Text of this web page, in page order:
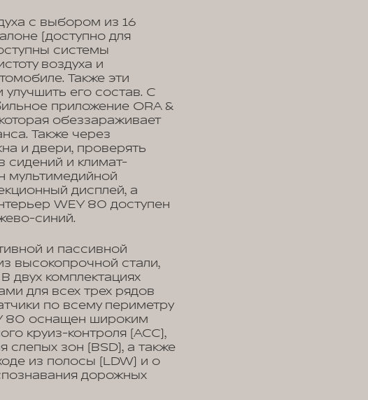
с выбором из 16
(доступно для
системы
воздуха и
Также эти
улучшить его состав. С
приложение ORA &
обеззараживает
Также через
и двери, проверять
сидений и климат-
мультимедийной
дисплей, а
WEY 80 доступен
синий.
и пассивной
высокопрочной стали,
двух комплектациях
для всех трех рядов
по всему периметру
80 оснащен широким
круиз-контроля (ACC),
слепых зон (BSD), а также
из полосы (LDW) и о
дорожных